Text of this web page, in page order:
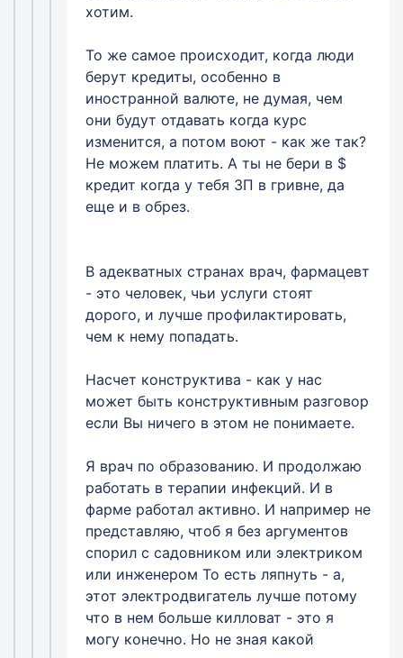
хотим.
То же самое происходит, когда люди
берут кредиты, особенно в
иностранной валюте, не думая, чем
они будут отдавать когда курс
изменится, а потом воют - как же так?
Не можем платить. А ты не бери в $
кредит когда у тебя ЗП в гривне, да
еще и в обрез.
В адекватных странах врач, фармацевт
- это человек, чьи услуги стоят
дорого, и лучше профилактировать,
чем к нему попадать.
Насчет конструктива - как у нас
может быть конструктивным разговор
если Вы ничего в этом не понимаете.
Я врач по образованию. И продолжаю
работать в терапии инфекций. И в
фарме работал активно. И например не
представляю, чтоб я без аргументов
спорил с садовником или электриком
или инженером То есть ляпнуть - а,
этот электродвигатель лучше потому
что в нем больше килловат - это я
могу конечно. Но не зная какой